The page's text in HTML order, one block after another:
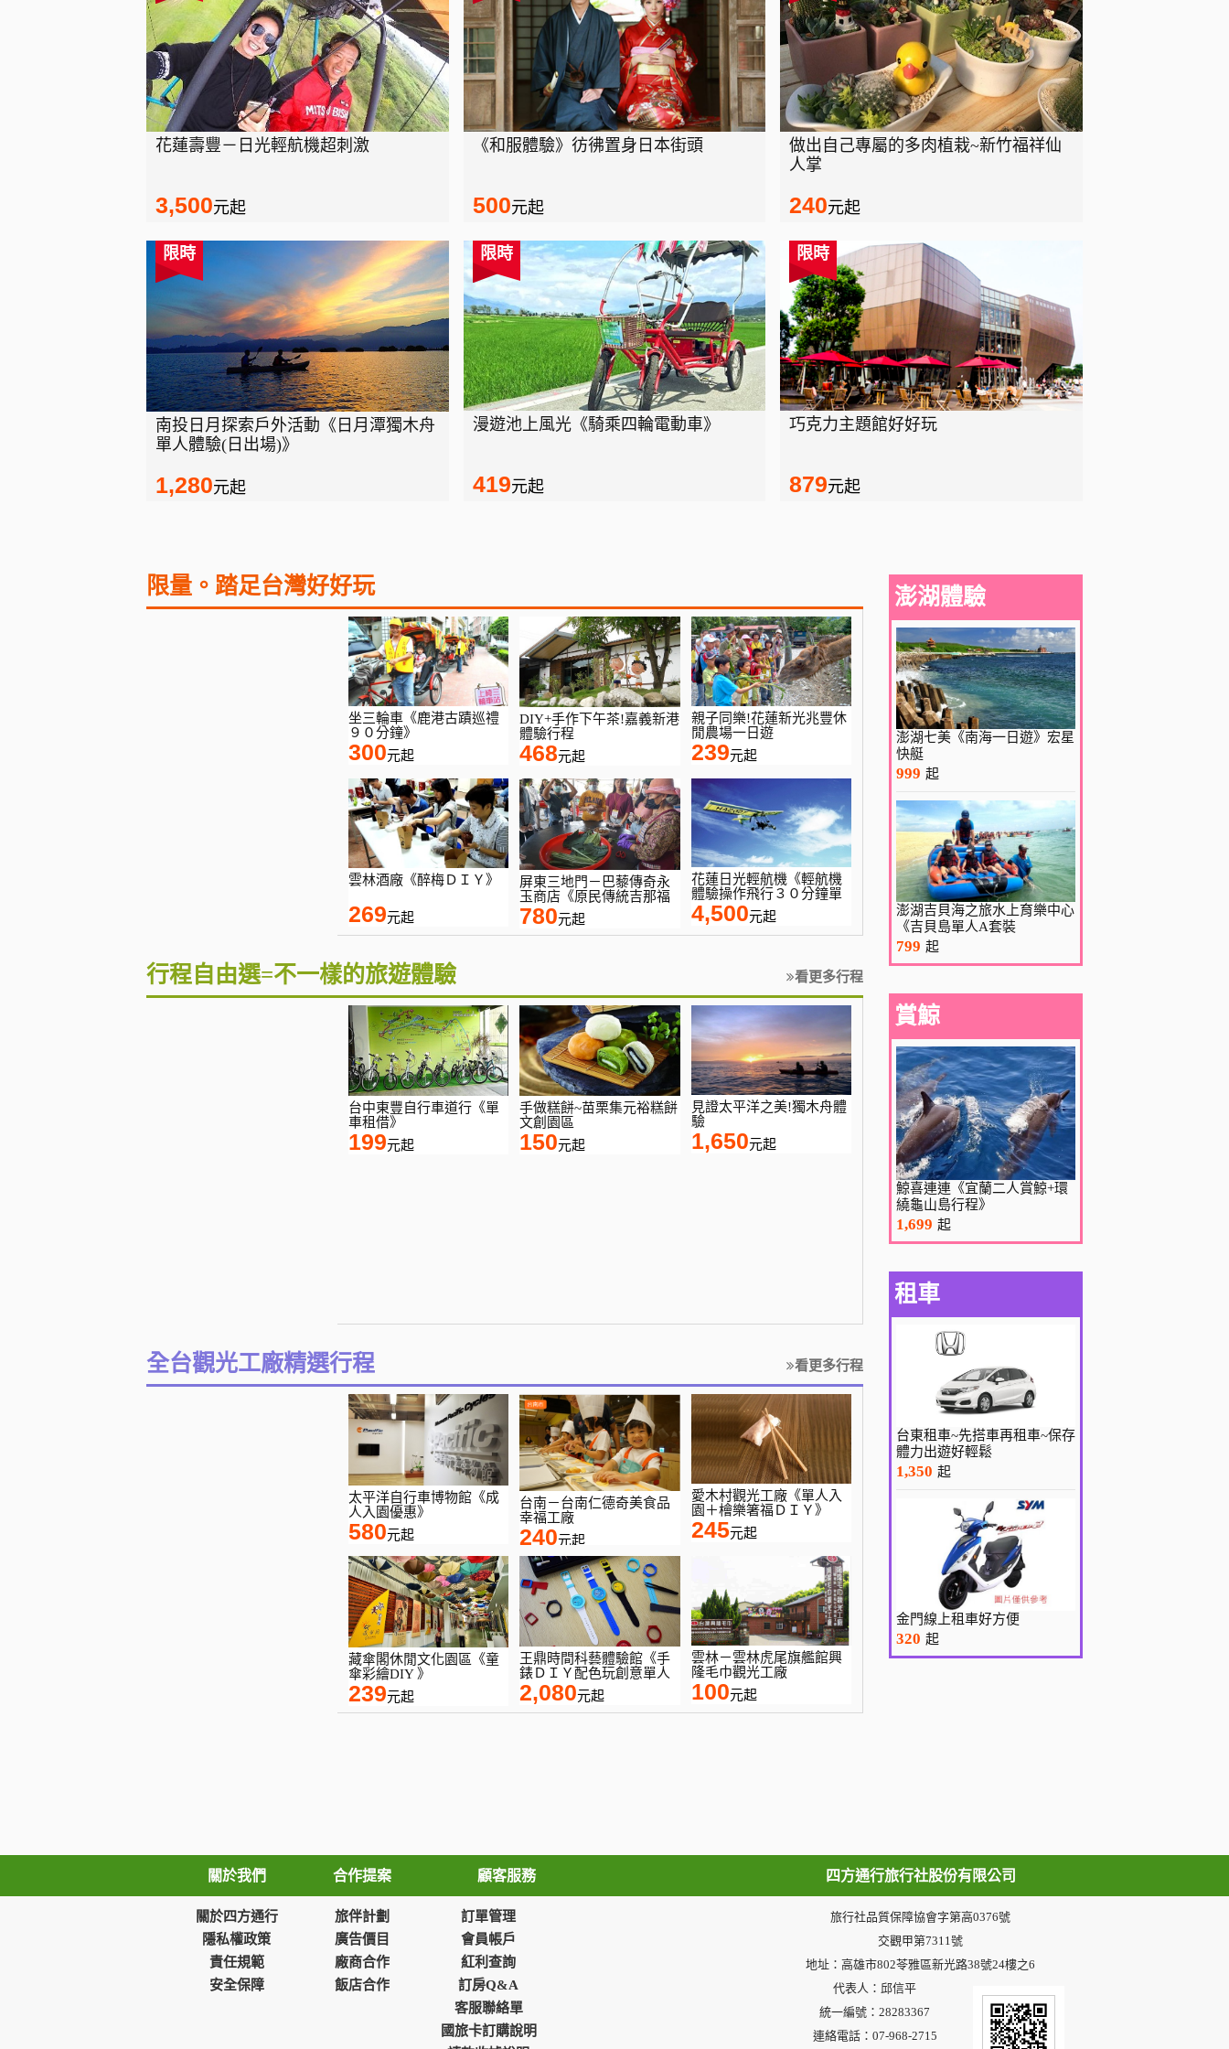
花蓮壽豐－日光輕航機超刺激
3,500元起
《和服體驗》彷彿置身日本街頭
500元起
做出自己專屬的多肉植栽~新竹福祥仙
人掌
240元起
限時
南投日月探索戶外活動《日月潭獨木舟
單人體驗(日出場)》
1,280元起
限時
漫遊池上風光《騎乘四輪電動車》
419元起
限時
巧克力主題館好好玩
879元起
限量。踏足台灣好好玩
坐三輪車《鹿港古蹟巡禮
９０分鐘》
300元起
DIY+手作下午茶!嘉義新港
體驗行程
468元起
親子同樂!花蓮新光兆豐休
閒農場一日遊
239元起
雲林酒廠《醉梅ＤＩＹ》
269元起
屏東三地門－巴藜傳奇永
玉商店《原民傳統吉那福
780元起
花蓮日光輕航機《輕航機
體驗操作飛行３０分鐘單
4,500元起
行程自由選=不一樣的旅遊體驗 看更多行程
台中東豐自行車道行《單
車租借》
199元起
手做糕餅~苗栗集元裕糕餅
文創園區
150元起
見證太平洋之美!獨木舟體
驗
1,650元起
全台觀光工廠精選行程 看更多行程
太平洋自行車博物館《成
人入園優惠》
580元起
台南－台南仁德奇美食品
幸福工廠
240元起
愛木村觀光工廠《單人入
園＋檜樂箸福ＤＩＹ》
245元起
藏傘閣休閒文化園區《童
傘彩繪DIY 》
239元起
王鼎時間科藝體驗館《手
錶ＤＩＹ配色玩創意單人
2,080元起
雲林－雲林虎尾旗艦館興
隆毛巾觀光工廠
100元起
澎湖體驗
澎湖七美《南海一日遊》宏星
快艇
999 起
澎湖吉貝海之旅水上育樂中心
《吉貝島單人A套裝
799 起
賞鯨
鯨喜連連《宜蘭二人賞鯨+環
繞龜山島行程》
1,699 起
租車
台東租車~先搭車再租車~保存
體力出遊好輕鬆
1,350 起
金門線上租車好方便
320 起
關於我們 合作提案 顧客服務 四方通行旅行社股份有限公司
關於四方通行
隱私權政策
責任規範
安全保障
旅伴計劃
廣告價目
廠商合作
飯店合作
訂單管理
會員帳戶
紅利查詢
訂房Q&A
客服聯絡單
國旅卡訂購說明
旅行社品質保障協會字第高0376號
交觀甲第7311號
地址：高雄市802苓雅區新光路38號24樓之6
代表人：邱信平
統一編號：28283367
連絡電話：07-968-2715